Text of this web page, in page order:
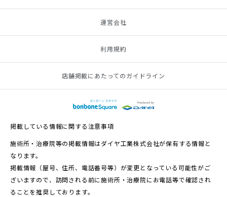
運営会社
利用規約
店舗掲載にあたってのガイドライン
掲載している情報に関する注意事項
施術所・治療院等の掲載情報はダイヤ工業株式会社が保有する情報と
なります。
掲載情報（屋号、住所、電話番号等）が変更となっている可能性がご
ざいますので、訪問される前に施術所・治療院にお電話等で確認され
ることを推奨しております。